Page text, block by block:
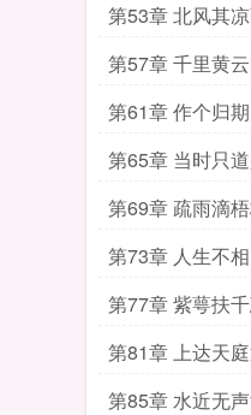
第53章 北风其
第57章 千里黄
第61章 作个归
第65章 当时只
第69章 疏雨滴
第73章 人生不
第77章 紫萼扶
第81章 上达天
第85章 水近无